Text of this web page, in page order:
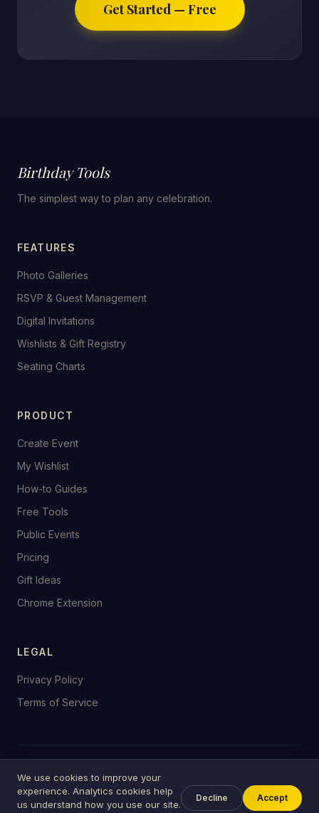
Get Started — Free
Birthday Tools
The simplest way to plan any celebration.
FEATURES
Photo Galleries
RSVP & Guest Management
Digital Invitations
Wishlists & Gift Registry
Seating Charts
PRODUCT
Create Event
My Wishlist
How-to Guides
Free Tools
Public Events
Pricing
Gift Ideas
Chrome Extension
LEGAL
Privacy Policy
Terms of Service
© 2026 birthday.tools
Made with ♥ for celebrations everywhere
We use cookies to improve your
experience. Analytics cookies help
us understand how you use our site.
Decline Accept